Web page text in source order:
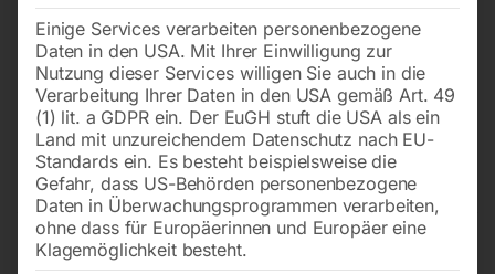
zu RSBM 5/60
€12,00
inkl. MwSt.
zzgl.Versandkosten
Lieferzeit:ca. 2 - 3 Tage
zu RSBM 5/60
€21,00
inkl. MwSt.
zzgl.Versandkosten
Lieferzeit:ca. 2 - 3 Tage
Ölschauglas ADM 52 mm
Einige Services verarbeiten personenbezogene
Daten in den USA. Mit Ihrer Einwilligung zur
Nutzung dieser Services willigen Sie auch in die
Verarbeitung Ihrer Daten in den USA gemäß Art. 49
(1) lit. a GDPR ein. Der EuGH stuft die USA als ein
Land mit unzureichendem Datenschutz nach EU-
Standards ein. Es besteht beispielsweise die
Gefahr, dass US-Behörden personenbezogene
Daten in Überwachungsprogrammen verarbeiten,
ohne dass für Europäerinnen und Europäer eine
Klagemöglichkeit besteht.